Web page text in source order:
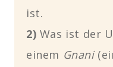
ist.
2) Was ist der
einem Gnani